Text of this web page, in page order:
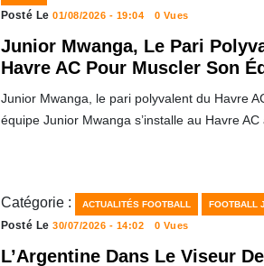
Posté Le01/08/2026 - 19:04 0 Vues
Junior Mwanga, Le Pari
Havre AC Pour Muscler Son
Junior Mwanga, le pari polyvalent du Havre
équipe Junior Mwanga s’installe au Havre AC
Catégorie : ACTUALITÉS FOOTBALL FOOTBALL
Posté Le30/07/2026 - 14:02 0 Vues
L’Argentine Dans Le Viseur